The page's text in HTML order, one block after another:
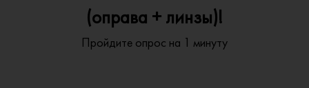
(оправа + линзы)!
Пройдите опрос на 1 минуту